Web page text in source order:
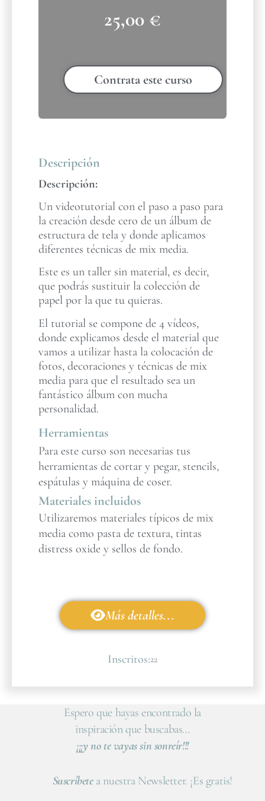
25,00 €
Contrata este curso
Descripción
Descripción:
Un videotutorial con el paso a paso para
la creación desde cero de un álbum de
estructura de tela y donde aplicamos
diferentes técnicas de mix media.
Este es un taller sin material, es decir,
que podrás sustituir la colección de
papel por la que tu quieras.
El tutorial se compone de 4 vídeos,
donde explicamos desde el material que
vamos a utilizar hasta la colocación de
fotos, decoraciones y técnicas de mix
media para que el resultado sea un
fantástico álbum con mucha
personalidad.
Herramientas
Para este curso son necesarias tus
herramientas de cortar y pegar, stencils,
espátulas y máquina de coser.
Materiales incluidos
Utilizaremos materiales típicos de mix
media como pasta de textura, tintas
distress oxide y sellos de fondo.
Más detalles...
Inscritos:22
Espero que hayas encontrado la
inspiración que buscabas…
¡¡¡y no te vayas sin sonreír!!!
Suscríbetea nuestra Newsletter. ¡Es gratis!